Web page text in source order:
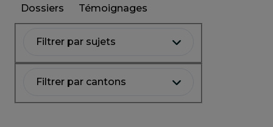
Dossiers Témoignages
Filtrer par sujets
Filtrer par cantons